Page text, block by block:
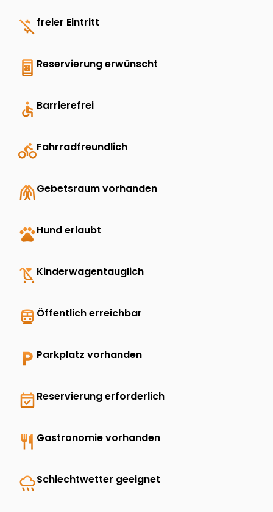
money_off freier Eintritt
book_online Reservierung erwünscht
accessible Barrierefrei
directions_bikeFahrradfreundlich
folded_handsGebetsraum vorhanden
petsHund erlaubt
child_friendly Kinderwagentauglich
directions_transit Öffentlich erreichbar
local_parking Parkplatz vorhanden
event_availableReservierung erforderlich
restaurant Gastronomie vorhanden
rainySchlechtwetter geeignet